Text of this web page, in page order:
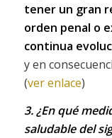
tener un gran
orden penal o
continua
y en
(ver enlace)
3. ¿En qué
saludable del